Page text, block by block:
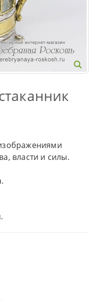
власти и силы.